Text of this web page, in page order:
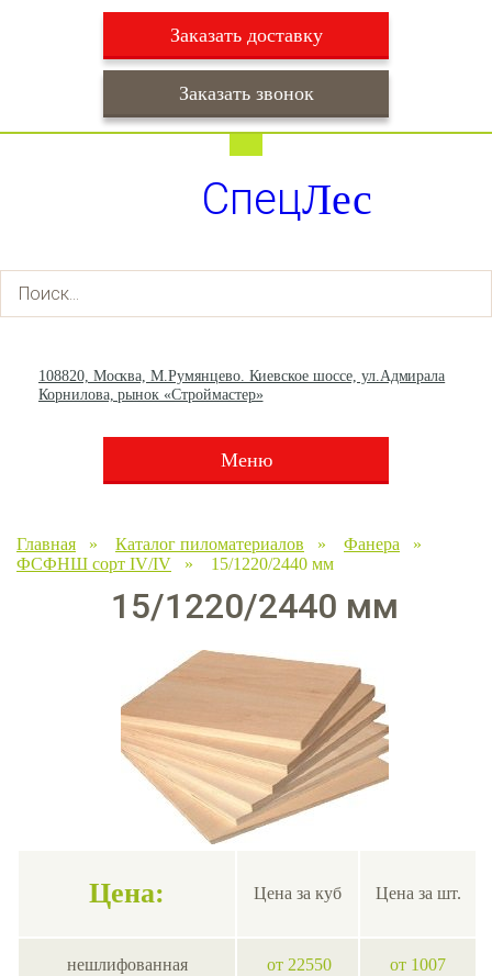
Заказать доставку
Заказать звонок
+7 (495) 003-36-93
СпецЛес
108820, Москва, М.Румянцево. Киевское шоссе, ул.Адмирала
Корнилова, рынок «Строймастер»
Меню
Главная » Каталог пиломатериалов » Фанера »
ФСФНШ сорт IV/IV » 15/1220/2440 мм
15/1220/2440 мм
Цена: Цена за куб Цена за шт.
нешлифованная от 22550 от 1007